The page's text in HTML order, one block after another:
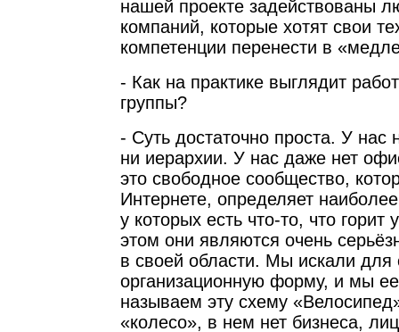
нашей проекте задействованы
компаний, которые хотят свои
компетенции перенести в
- Как на практике выглядит
группы?
- Суть достаточно проста. У нас
ни иерархии. У нас даже нет
это свободное сообщество,
Интернете, определяет
у которых есть что-то, что
этом они являются очень
в своей области. Мы искали для
организационную форму, и мы
называем эту схему
«колесо», в нем нет бизнеса,